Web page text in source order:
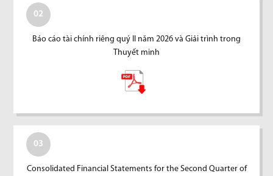
02
Báo cáo tài chính riêng quý II năm 2026 và Giải trình trong
Thuyết minh
03
Consolidated Financial Statements for the Second Quarter of